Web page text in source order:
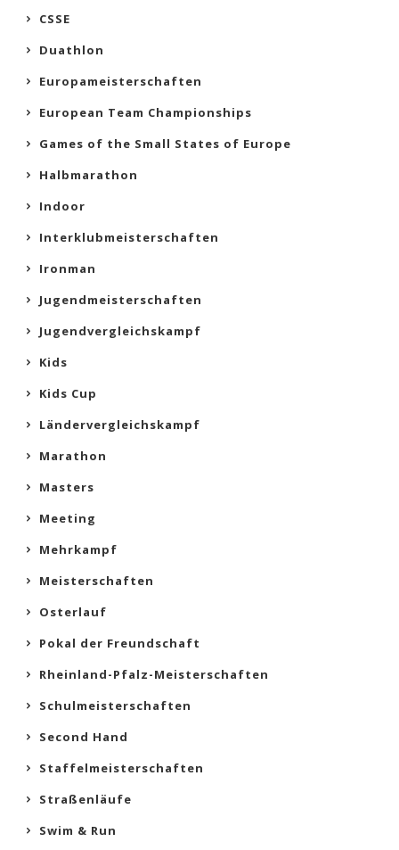
CSSE
Duathlon
Europameisterschaften
European Team Championships
Games of the Small States of Europe
Halbmarathon
Indoor
Interklubmeisterschaften
Ironman
Jugendmeisterschaften
Jugendvergleichskampf
Kids
Kids Cup
Ländervergleichskampf
Marathon
Masters
Meeting
Mehrkampf
Meisterschaften
Osterlauf
Pokal der Freundschaft
Rheinland-Pfalz-Meisterschaften
Schulmeisterschaften
Second Hand
Staffelmeisterschaften
Straßenläufe
Swim & Run